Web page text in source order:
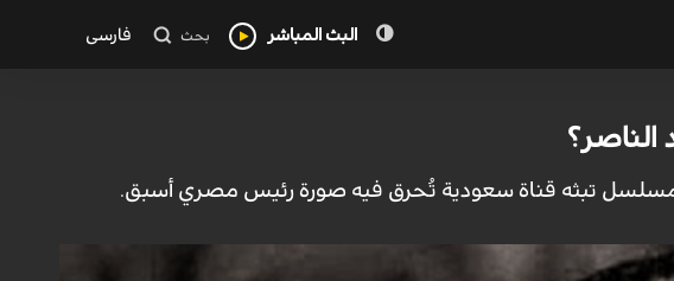
البث المباشر بحث فارسی
مسلسل تبثه قناة سعودية تُحرق فيه صورة رئيس مصري أسبق.